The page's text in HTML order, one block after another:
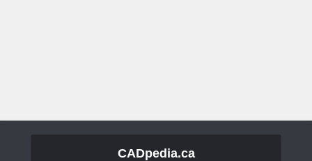
CADpedia.ca